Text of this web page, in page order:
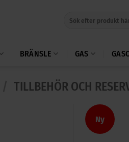
BRÄNSLE GAS
TILLBEHÖR OCH
Ny